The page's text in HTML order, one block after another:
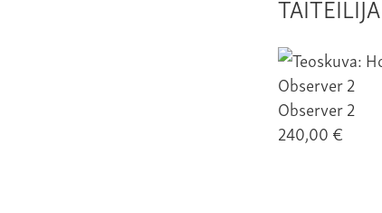
Observer 2
240,00 €